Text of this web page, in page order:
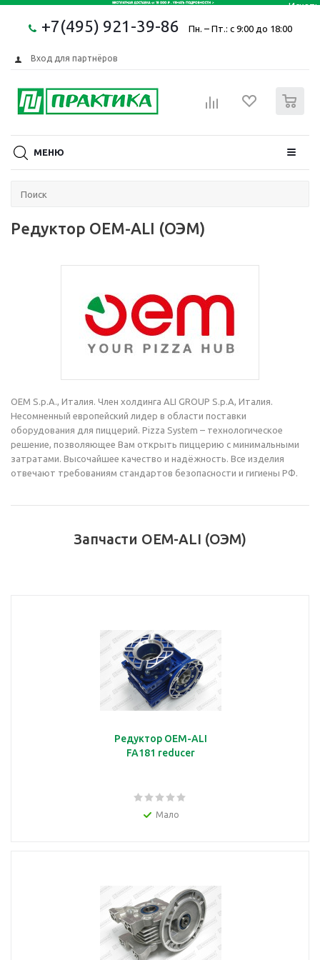
+7(495) 921-39-86 Пн. – Пт.: с 9:00 до 18:00
Вход для партнёров
МЕНЮ
Редуктор OEM-ALI (ОЭМ)
OEM S.p.A., Италия. Член холдинга ALI GROUP S.p.A, Италия.
Несомненный европейский лидер в области поставки
оборудования для пиццерий. Pizza System – технологическое
решение, позволяющее Вам открыть пиццерию с минимальными
затратами. Высочайшее качество и надёжность. Все изделия
отвечают требованиям стандартов безопасности и гигиены РФ.
Запчасти OEM-ALI (ОЭМ)
Редуктор OEM-ALI
FA181 reducer
Мало